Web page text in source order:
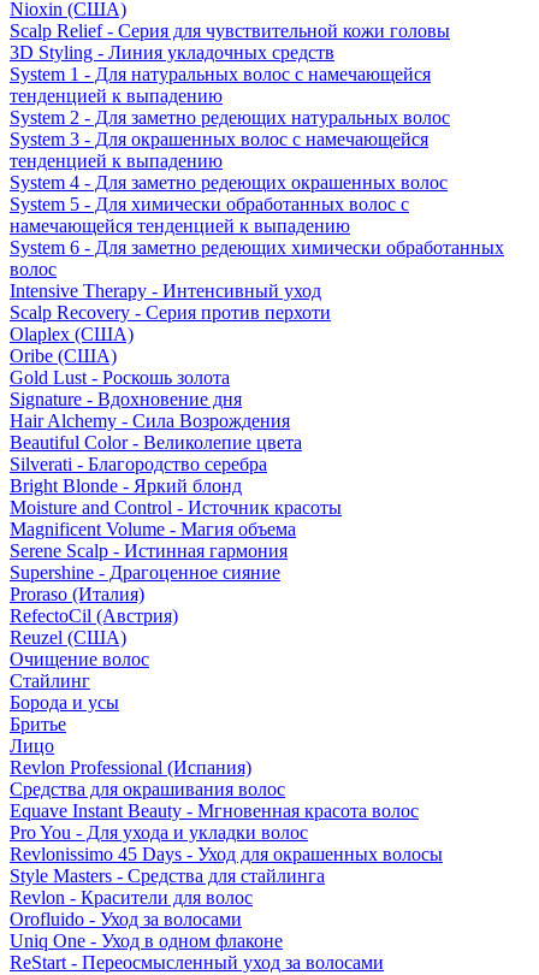
Nioxin (США)
Scalp Relief - Серия для чувствительной кожи головы
3D Styling - Линия укладочных средств
System 1 - Для натуральных волос с намечающейся
тенденцией к выпадению
System 2 - Для заметно редеющих натуральных волос
System 3 - Для окрашенных волос с намечающейся
тенденцией к выпадению
System 4 - Для заметно редеющих окрашенных волос
System 5 - Для химически обработанных волос с
намечающейся тенденцией к выпадению
System 6 - Для заметно редеющих химически обработанных
волос
Intensive Therapy - Интенсивный уход
Scalp Recovery - Серия против перхоти
Olaplex (США)
Oribe (США)
Gold Lust - Роскошь золота
Signature - Вдохновение дня
Hair Alchemy - Сила Возрождения
Beautiful Color - Великолепие цвета
Silverati - Благородство серебра
Bright Blonde - Яркий блонд
Moisture and Control - Источник красоты
Magnificent Volume - Магия объема
Serene Scalp - Истинная гармония
Supershine - Драгоценное сияние
Proraso (Италия)
RefectoCil (Австрия)
Reuzel (США)
Очищение волос
Стайлинг
Борода и усы
Бритье
Лицо
Revlon Professional (Испания)
Средства для окрашивания волос
Equave Instant Beauty - Мгновенная красота волос
Pro You - Для ухода и укладки волос
Revlonissimo 45 Days - Уход для окрашенных волосы
Style Masters - Средства для стайлинга
Revlon - Красители для волос
Orofluido - Уход за волосами
Uniq One - Уход в одном флаконе
ReStart - Переосмысленный уход за волосами